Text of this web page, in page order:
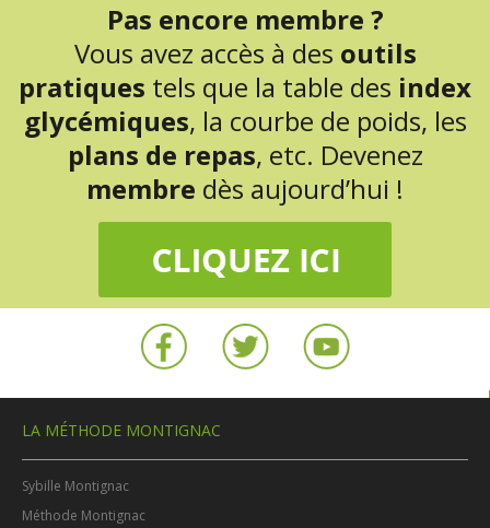
Pas encore membre ?
Vous avez accès à des outils
pratiques tels que la table des index
glycémiques, la courbe de poids, les
plans de repas, etc. Devenez
membre dès aujourd’hui !
LA MÉTHODE MONTIGNAC
Sybille Montignac
Méthode Montignac